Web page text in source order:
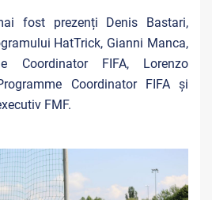
fost prezenți Denis Bastari,
HatTrick, Gianni Manca,
Coordinator FIFA, Lorenzo
Coordinator FIFA și
FMF.